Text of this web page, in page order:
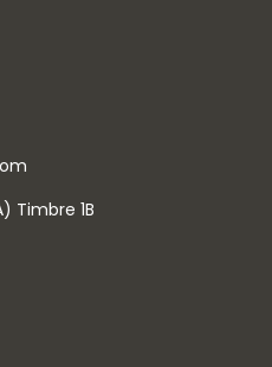
Timbre 1B